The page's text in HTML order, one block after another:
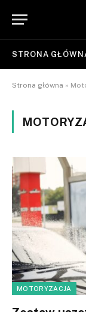
STRONA
Strona główna »
MOTORYZACJA